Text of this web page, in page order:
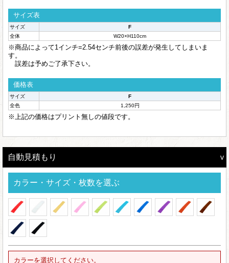
サイズ表
サイズ
F
全体
W20×H110cm
※商品によって1インチ=2.54センチ前後の誤差が発生してしまいま
す。
誤差は予めご了承下さい。
価格表
サイズ
F
全色
1,250円
※上記の価格はプリント無しの値段です。
自動見積もり
カラー・サイズ・枚数を選ぶ
カラーを選択してください。